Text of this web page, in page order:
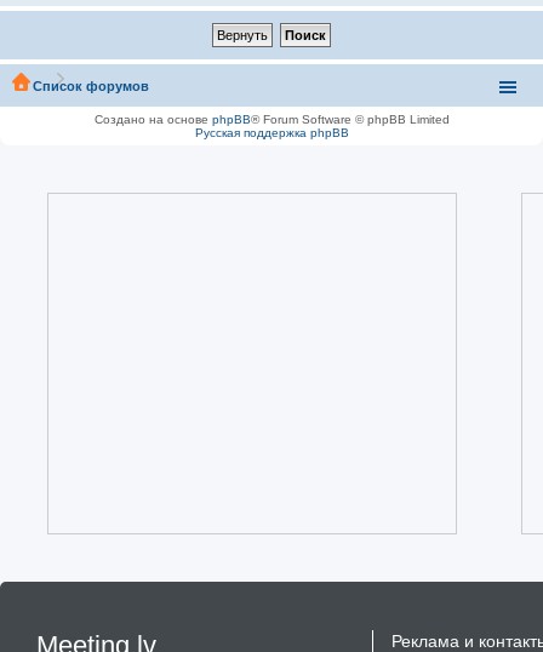
Список форумов
Создано на основе phpBB® Forum Software © phpBB Limited
Русская поддержка phpBB
Meeting.lv
Реклама и